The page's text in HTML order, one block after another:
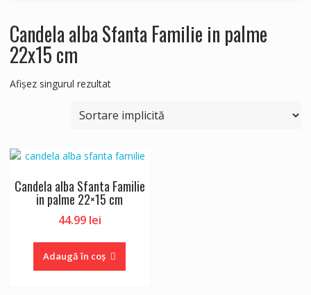
Candela alba Sfanta Familie in palme
22x15 cm
Afișez singurul rezultat
Candela alba Sfanta Familie
in palme 22×15 cm
44.99 lei
Adaugă în coș